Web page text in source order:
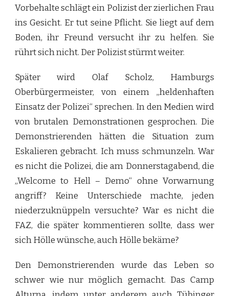
Vorbehalte schlägt ein Polizist der zierlichen Frau
ins Gesicht. Er tut seine Pflicht. Sie liegt auf dem
Boden, ihr Freund versucht ihr zu helfen. Sie
rührt sich nicht. Der Polizist stürmt weiter.
Später wird Olaf Scholz, Hamburgs
Oberbürgermeister, von einem „heldenhaften
Einsatz der Polizei“ sprechen. In den Medien wird
von brutalen Demonstrationen gesprochen. Die
Demonstrierenden hätten die Situation zum
Eskalieren gebracht. Ich muss schmunzeln. War
es nicht die Polizei, die am Donnerstagabend, die
„Welcome to Hell – Demo“ ohne Vorwarnung
angriff? Keine Unterschiede machte, jeden
niederzuknüppeln versuchte? War es nicht die
FAZ, die später kommentieren sollte, dass wer
sich Hölle wünsche, auch Hölle bekäme?
Den Demonstrierenden wurde das Leben so
schwer wie nur möglich gemacht. Das Camp